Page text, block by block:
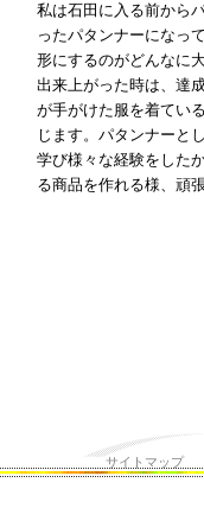
私は石田に入る前から
ったパタンナーになっ
形にするのがどんなに
出来上がった時は、達
が手がけた服を着てい
じます。パタンナーと
学び様々な経験をした
る商品を作れる様、頑
サイトマップ